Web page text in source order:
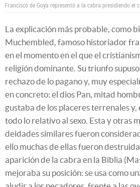
Francisco de Goya representó a la cabra presidiendo el
La explicación más probable, como
Muchembled, famoso historiador
en el momento en el que el
religión dominante. Su triunfo
rechazo de lo pagano y, muy
en concreto: el dios Pan, mitad
gustaba de los placeres terrenales
todo lo relativo al sexo. Esta y otras
deidades similares fueron
ello muchas de ellas fueron
aparición de la cabra en la Biblia
mejoraba su posición: se usa como